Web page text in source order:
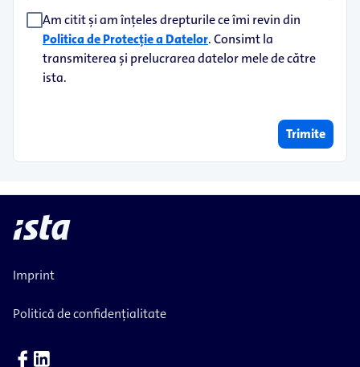
Am citit și am înțeles drepturile ce îmi revin din
Politica de Protecție a Datelor. Consimt la
transmiterea și prelucrarea datelor mele de către
ista.
Trimite
Imprint
Politică de confidențialitate